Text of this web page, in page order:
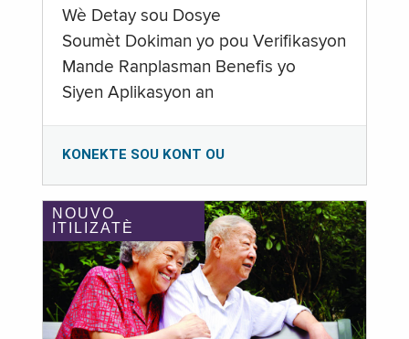
Wè Detay sou Dosye
Soumèt Dokiman yo pou Verifikasyon
Mande Ranplasman Benefis yo
Siyen Aplikasyon an
KONEKTE SOU KONT OU
NOUVO
ITILIZATÈ